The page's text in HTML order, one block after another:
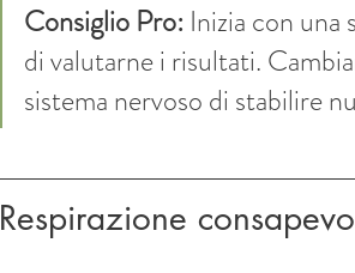
Consiglio Pro: Inizia con una
di valutarne i risultati.
sistema nervoso di stabilire
Respirazione